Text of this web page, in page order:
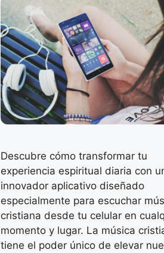
Descubre cómo transformar tu
experiencia espiritual diaria con
innovador aplicativo diseñado
especialmente para escuchar
cristiana desde tu celular en
momento y lugar. La música
tiene el poder único de elevar